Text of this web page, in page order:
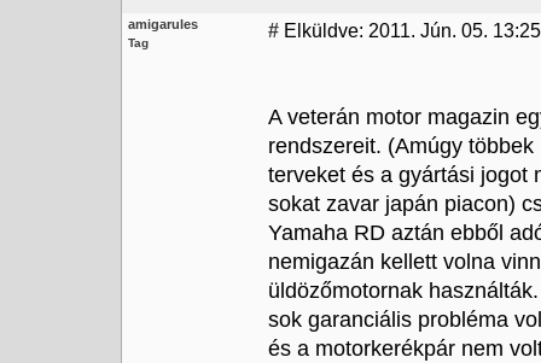
amigarules
Tag
# Elküldve: 2011. Jún. 05.
A veterán motor magazin
rendszereit. (Amúgy
terveket és a gyártási jogot
sokat zavar japán piacon)
Yamaha RD aztán ebből
nemigazán kellett volna
üldözőmotornak
sok garanciális probléma
és a motorkerékpár nem